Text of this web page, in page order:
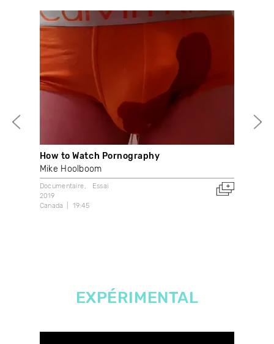
How to Watch Pornography
Mike Hoolboom
Documentaire
Essai
2019
Canada
19:45
EXPÉRIMENTAL